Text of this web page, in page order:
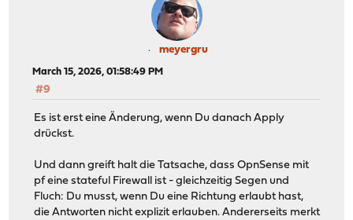
meyergru
March 15, 2026, 01:58:49 PM
#9
Es ist erst eine Änderung, wenn Du danach Apply
drückst.
Und dann greift halt die Tatsache, dass OpnSense mit
pf eine stateful Firewall ist - gleichzeitig Segen und
Fluch: Du musst, wenn Du eine Richtung erlaubt hast,
die Antworten nicht explizit erlauben. Andererseits merkt